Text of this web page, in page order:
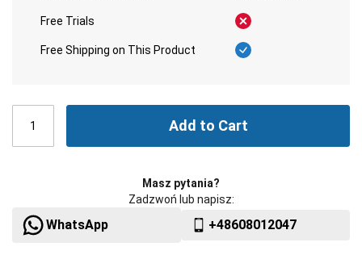
Free Trials
Free Shipping on This Product
Add to Cart
Masz pytania?
Zadzwoń lub napisz:
WhatsApp +48608012047